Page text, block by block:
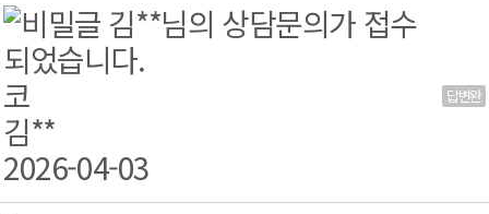
김**님의 상담문의가 접수
되었습니다.
코
김**
2026-04-03
답변완